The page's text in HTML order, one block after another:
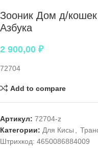
Зооник Дом д/
Азбука
2 900,00 ₽
72704
Add to compare
Артикул: 72704-z
Категории: Для Кисы
Штрихкод: 4650086884009